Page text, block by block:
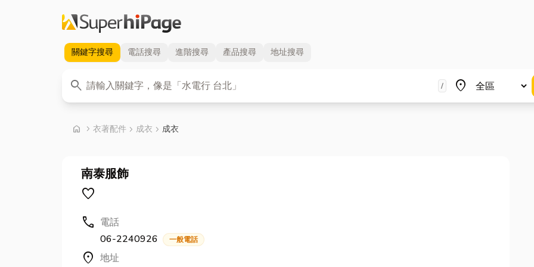
關鍵字搜尋 電話搜尋 進階搜尋 產品搜尋 地址搜尋
search
關鍵字 / place
地區
home chevron_right 首頁
衣著配件 chevron_right 成衣 chevron_right 成衣
南泰服飾
favorite
call 電話
06-2240926
一般電話
location_on 地址